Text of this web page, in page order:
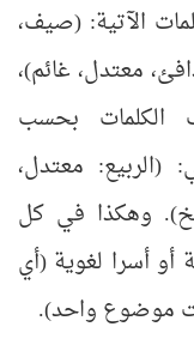
الآتية: (صيف،
معتدل، غائم)،
الكلمات بحسب
(الربيع: معتدل،
وهكذا في كل
أو أسرا لغوية (أي
موضوع واحد).